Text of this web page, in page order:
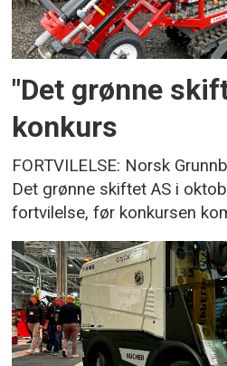
"Det grønne
konkurs
FORTVILELSE: Norsk
Det grønne skiftet AS i
fortvilelse, før konkursen